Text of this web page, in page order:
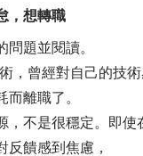
，想轉職
問題並閱讀。
，曾經對自己的技
而離職了。
，不是很穩定。即使
反饋感到焦慮，